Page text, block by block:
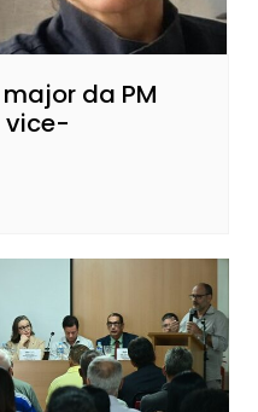
da PM
vice-